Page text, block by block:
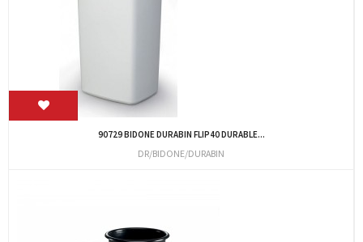
90729 BIDONE DURABIN FLIP40 DURABLE...
DR/BIDONE/DURABIN